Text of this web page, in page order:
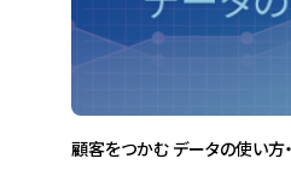
顧客をつかむ データの使い方